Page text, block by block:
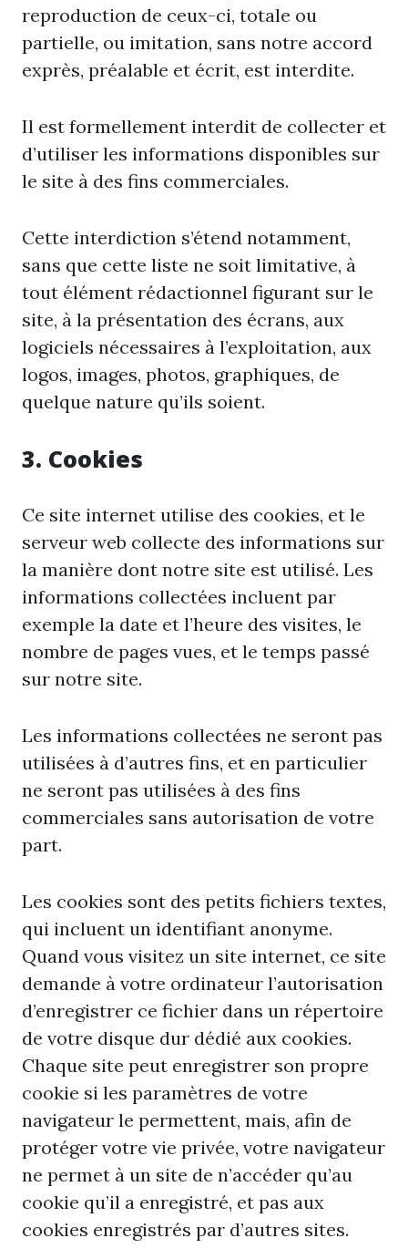
reproduction de ceux-ci, totale ou
partielle, ou imitation, sans notre accord
exprès, préalable et écrit, est interdite.
Il est formellement interdit de collecter et
d’utiliser les informations disponibles sur
le site à des fins commerciales.
Cette interdiction s’étend notamment,
sans que cette liste ne soit limitative, à
tout élément rédactionnel figurant sur le
site, à la présentation des écrans, aux
logiciels nécessaires à l’exploitation, aux
logos, images, photos, graphiques, de
quelque nature qu’ils soient.
3. Cookies
Ce site internet utilise des cookies, et le
serveur web collecte des informations sur
la manière dont notre site est utilisé. Les
informations collectées incluent par
exemple la date et l’heure des visites, le
nombre de pages vues, et le temps passé
sur notre site.
Les informations collectées ne seront pas
utilisées à d’autres fins, et en particulier
ne seront pas utilisées à des fins
commerciales sans autorisation de votre
part.
Les cookies sont des petits fichiers textes,
qui incluent un identifiant anonyme.
Quand vous visitez un site internet, ce site
demande à votre ordinateur l’autorisation
d’enregistrer ce fichier dans un répertoire
de votre disque dur dédié aux cookies.
Chaque site peut enregistrer son propre
cookie si les paramètres de votre
navigateur le permettent, mais, afin de
protéger votre vie privée, votre navigateur
ne permet à un site de n’accéder qu’au
cookie qu’il a enregistré, et pas aux
cookies enregistrés par d’autres sites.